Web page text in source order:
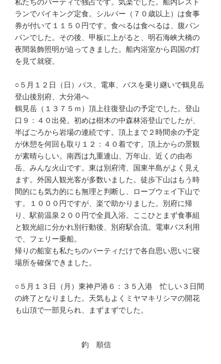
ランでバイキング定食。シルバー（７０歳以上）は食事
券が付いて１１５０円です。食べるは食べるは、腹パン
パンでした。その後、甲板に上がると、明石海峡大橋の
夜間装飾照明が迫ってきました。船内浴室から四国の灯
を見て就寝。
○５月１２日（日）バス、電車、バスを乗り継いで鶴見岳
登山後別府、大分港へ
鶴見岳（１３７５ｍ）頂上往復登山の予定でした。登山
口９：４０出発。初めは樹木の中森林浴登山でしたが、
半ばごろから岩場の連続です。頂上まで２時間余の予定
が休憩を何回も取り１２：４０着です。頂上からの景観
が素晴らしい。南西は九重連山、万年山、近くの由布
岳、みんな火山です。東は別府湾、国東半島がよく見え
ます。外国人観光客が多数いました。徒歩下山はもう時
間的にも気力的にも無理と判断し、ロープウェイ下山で
す。１０００円ですが、楽で助かりました。別府に帰
り、駅前温泉２００円で全員入浴。ここひとまず食事組
と観光組に分かれ別行動後、別府駅合流。電車バス利用
で、フェリー乗船。
帰りの船室も私たちのパーティだけで各自思い思いに寝
場所を確保できました。
○５月１３日（月）東神戸港６：３５入港 忙しい３日間
の終了となりました。天気もよくミヤマキリシマの開花
も山頂で一部見られ、まずまずでした。
釣 順信